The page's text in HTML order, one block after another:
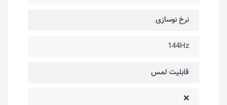
نرخ نوسازی
144Hz
قابلیت لمس
❌